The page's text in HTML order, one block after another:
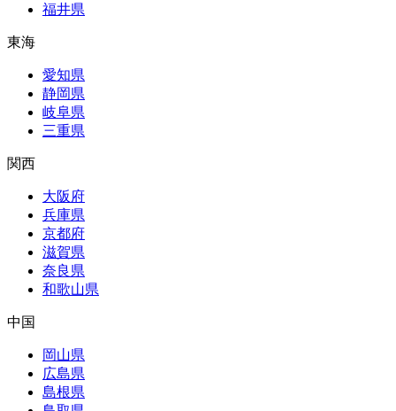
福井県
東海
愛知県
静岡県
岐阜県
三重県
関西
大阪府
兵庫県
京都府
滋賀県
奈良県
和歌山県
中国
岡山県
広島県
島根県